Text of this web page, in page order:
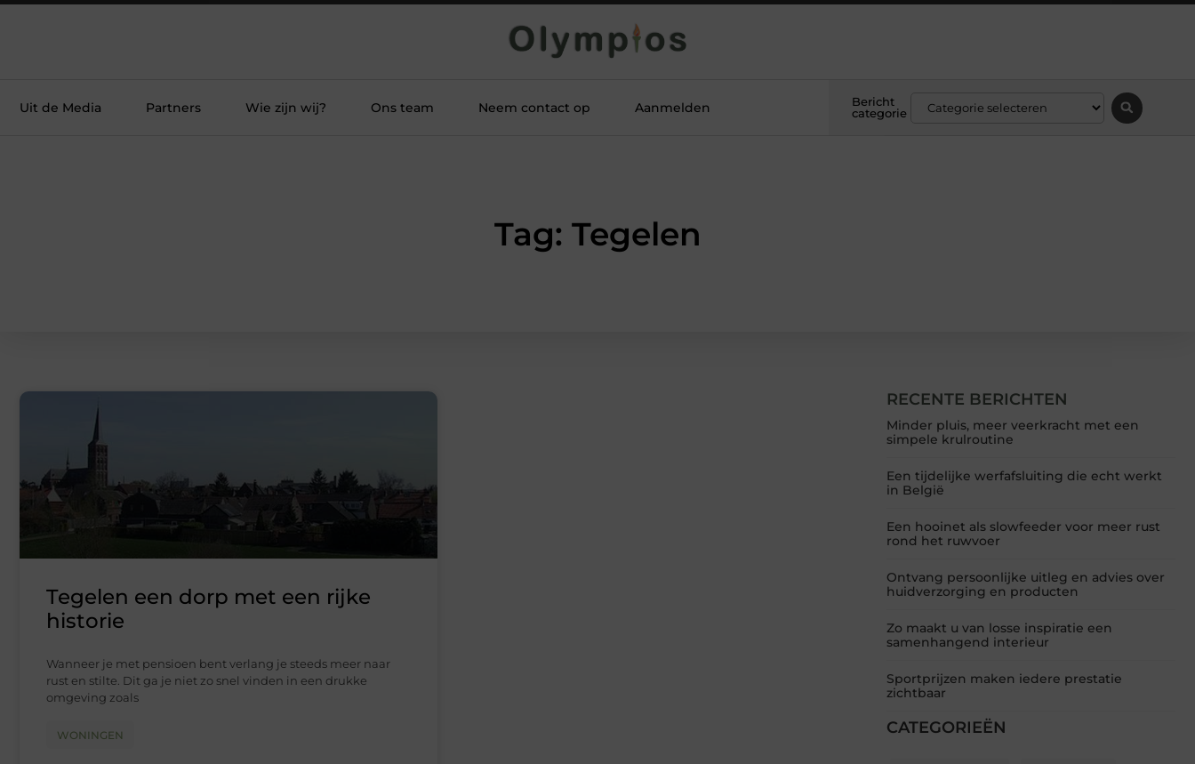
Uit de Media Partners Wie zijn wij? Ons team Neem contact op Aanmelden
Bericht
categorie
Tag: Tegelen
RECENTE BERICHTEN
Minder pluis, meer veerkracht met een
simpele krulroutine
Een tijdelijke werfafsluiting die echt werkt
in België
Een hooinet als slowfeeder voor meer rust
rond het ruwvoer
Ontvang persoonlijke uitleg en advies over
huidverzorging en producten
Zo maakt u van losse inspiratie een
samenhangend interieur
Sportprijzen maken iedere prestatie
zichtbaar
CATEGORIEËN
Tegelen een dorp met een rijke
historie
Wanneer je met pensioen bent verlang je steeds meer naar
rust en stilte. Dit ga je niet zo snel vinden in een drukke
omgeving zoals
WONINGEN